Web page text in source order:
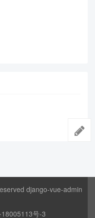
django-vue-admin
号-3